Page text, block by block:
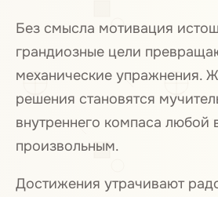
Без смысла мотивация
грандиозные цели
механические упражнения.
решения становятся
внутреннего компаса любой
произвольным.
Достижения утрачивают